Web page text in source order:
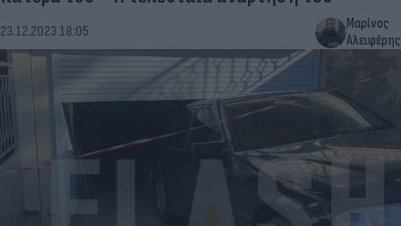
23.12.2023 18:05
Μαρίνος
Αλειφέρης